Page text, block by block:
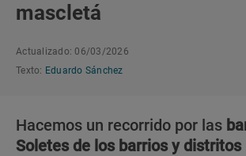
mascletá
Actualizado: 06/03/2026
Texto: Eduardo Sánchez
Hacemos un recorrido por las
Soletes de los barrios y